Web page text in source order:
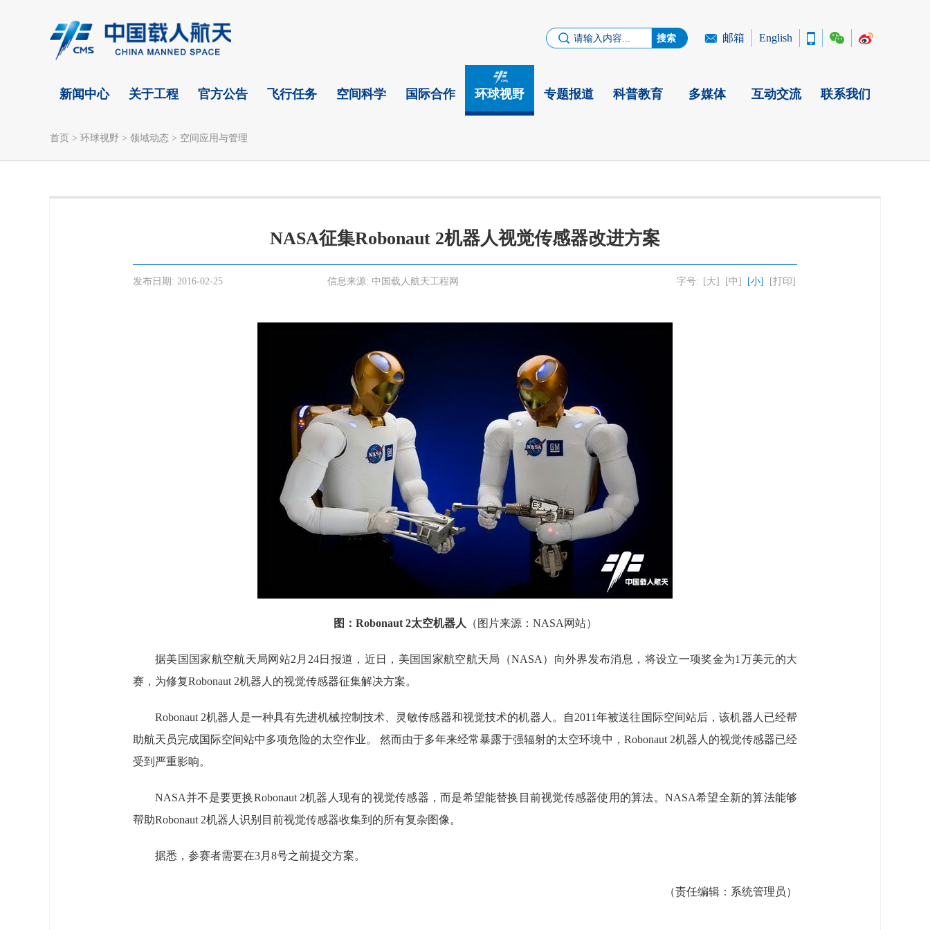
邮箱 English
新闻中心 关于工程 官方公告 飞行任务 空间科学 国际合作 环球视野 专题报道 科普教育 多媒体 互动交流 联系我们
首页 > 环球视野 > 领域动态 > 空间应用与管理
NASA征集Robonaut 2机器人视觉传感器改进方案
发布日期: 2016-02-25 信息来源: 中国载人航天工程网 字号: [大] [中] [小] [打印]
图：Robonaut 2太空机器人 （图片来源：NASA网站）
据美国国家航空航天局网站2月24日报道，近日，美国国家航空航天局（NASA）向外界发布消息，将设立一项奖金为1万美元的大
赛，为修复Robonaut 2机器人的视觉传感器征集解决方案。
Robonaut 2机器人是一种具有先进机械控制技术、灵敏传感器和视觉技术的机器人。自2011年被送往国际空间站后，该机器人已经帮
助航天员完成国际空间站中多项危险的太空作业。 然而由于多年来经常暴露于强辐射的太空环境中，Robonaut 2机器人的视觉传感器已经
受到严重影响。
NASA并不是要更换Robonaut 2机器人现有的视觉传感器，而是希望能替换目前视觉传感器使用的算法。NASA希望全新的算法能够
帮助Robonaut 2机器人识别目前视觉传感器收集到的所有复杂图像。
据悉，参赛者需要在3月8号之前提交方案。
（责任编辑： 系统管理员）